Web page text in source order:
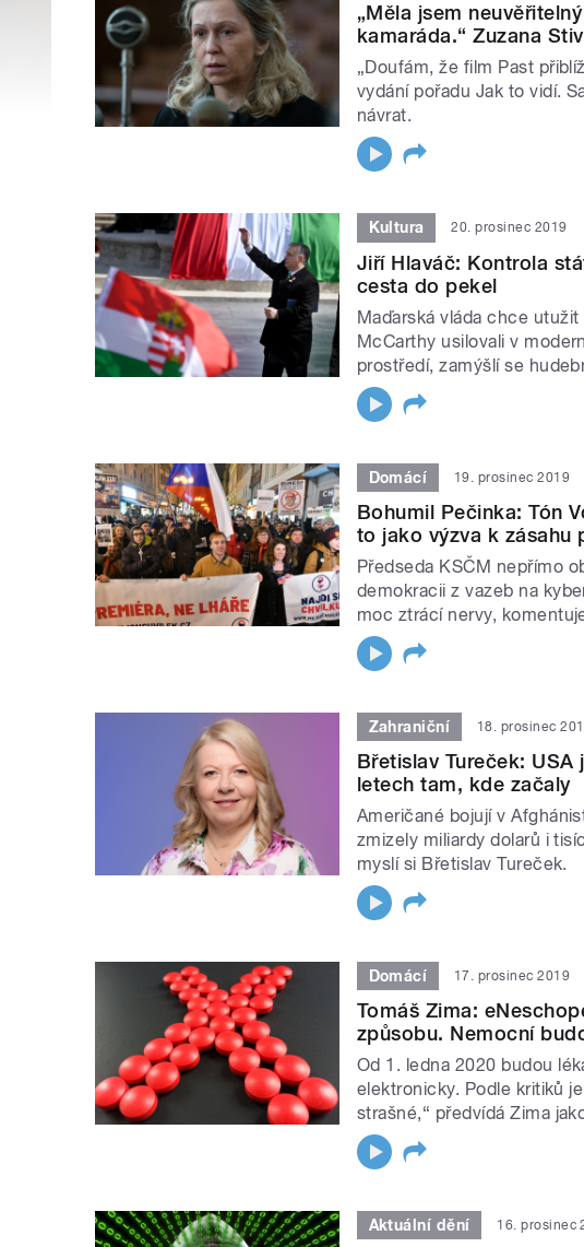
„Měla jsem
kamaráda.“ Zuzana
„Doufám, že film Past
vydání pořadu Jak to vidí.
návrat.
Kultura 20. prosinec 2019
Jiří Hlaváč: Kontrola
cesta do pekel
Maďarská vláda chce
McCarthy usilovali v
prostředí, zamýšlí se
Domácí 19. prosinec 2019
Bohumil Pečinka: Tón
to jako výzva k zásahu
Předseda KSČM nepřímo
demokracii z vazeb na
moc ztrácí nervy,
Zahraniční 18. prosinec
Břetislav Tureček:
letech tam, kde začaly
Američané bojují v
zmizely miliardy dolarů i
myslí si Břetislav Tureček.
Domácí 17. prosinec 2019
Tomáš Zima:
způsobu. Nemocní
Od 1. ledna 2020 budou
elektronicky. Podle kritiků
strašné,“ předvídá Zima
Aktuální dění 16. prosinec